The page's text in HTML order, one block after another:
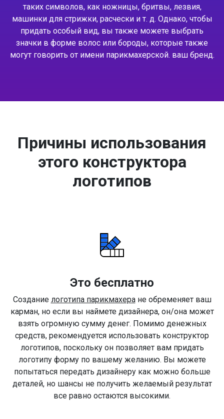
таких символов, как ножницы, бритвы, лезвия,
машинки для стрижки, расчески и т. д. Однако, чтобы
придать особый вид, вы также можете выбрать
значки в форме волос или бороды, которые также
могут говорить от имени парикмахерской. ваш бренд.
Причины использования
этого конструктора
логотипов
Это бесплатно
Создание логотипа парикмахеране обременяет ваш
карман, но если вы наймете дизайнера, он/она может
взять огромную сумму денег. Помимо денежных
средств, рекомендуется использовать конструктор
логотипов, поскольку он позволяет вам придать
логотипу форму по вашему желанию. Вы можете
попытаться передать дизайнеру как можно больше
деталей, но шансы не получить желаемый результат
все равно остаются высокими.